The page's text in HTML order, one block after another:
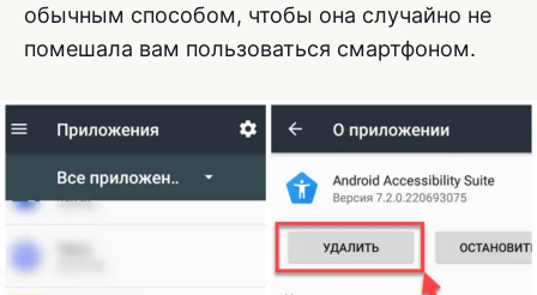
обычным способом, чтобы она случайно не
помешала вам пользоваться смартфоном.